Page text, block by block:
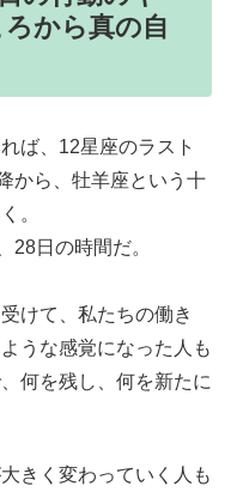
から真の自
ば、12星座のラスト
から、牡羊座という十
。
28日の時間だ。
けて、私たちの働き
うな感覚になった人も
何を残し、何を新たに
きく変わっていく人も